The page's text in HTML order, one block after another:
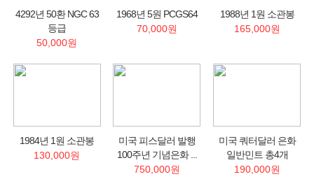
4292년 50환 NGC 63
등급
50,000원
1968년 5원 PCGS64
70,000원
1988년 1원 소관봉
165,000원
1984년 1원 소관봉
130,000원
미국 피스달러 발행
100주년 기념은화 ...
750,000원
미국 쿼터달러 은화
일반민트 총4개
190,000원